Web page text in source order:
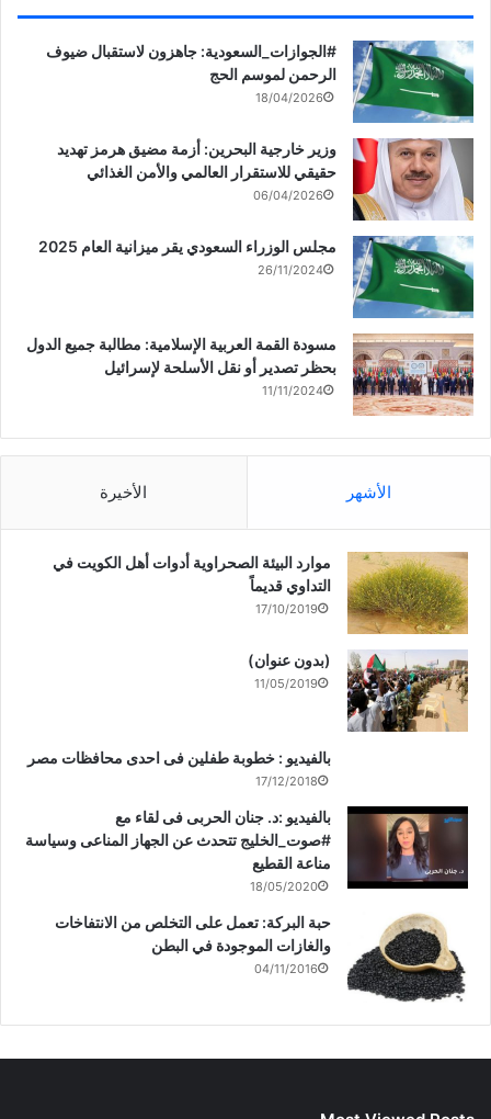
‏‎#الجوازات_السعودية: جاهزون لاستقبال ضيوف
الرحمن لموسم الحج
18/04/2026
وزير خارجية البحرين: أزمة مضيق هرمز تهديد
حقيقي للاستقرار العالمي والأمن الغذائي
06/04/2026
مجلس الوزراء السعودي يقر ميزانية العام 2025
26/11/2024
مسودة القمة العربية الإسلامية: مطالبة جميع الدول
بحظر تصدير أو نقل الأسلحة لإسرائيل
11/11/2024
الأشهر الأخيرة
موارد البيئة الصحراوية أدوات أهل الكويت في
التداوي قديماً
17/10/2019
(بدون عنوان)
11/05/2019
بالفيديو : خطوبة طفلين فى احدى محافظات مصر
17/12/2018
بالفيديو :د. جنان الحربى فى لقاء مع
#صوت_الخليج تتحدث عن الجهاز المناعى وسياسة
مناعة القطيع
18/05/2020
حبة البركة: تعمل على التخلص من الانتفاخات
والغازات الموجودة في البطن
04/11/2016